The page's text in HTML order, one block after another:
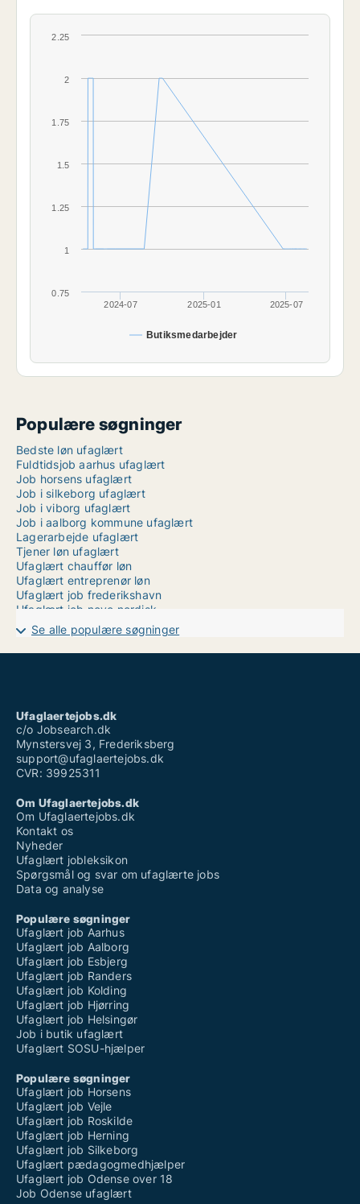
Butiksmedarbejder
2024-07 2025-01 2025-07
1
2
0.75
1.25
1.5
1.75
2.25
Populære søgninger
Bedste løn ufaglært
Fuldtidsjob aarhus ufaglært
Job horsens ufaglært
Job i silkeborg ufaglært
Job i viborg ufaglært
Job i aalborg kommune ufaglært
Lagerarbejde ufaglært
Tjener løn ufaglært
Ufaglært chauffør løn
Ufaglært entreprenør løn
Ufaglært job frederikshavn
Ufaglært job novo nordisk
Ufaglært job nyborg
Ufaglært job ouh
Ufaglært job sjælland
Ufaglærte
Vikarbureau esbjerg ufaglært
Se alle populære søgninger
Ufaglaertejobs.dk
c/o Jobsearch.dk
Mynstersvej 3, Frederiksberg
support@ufaglaertejobs.dk
CVR: 39925311
Om Ufaglaertejobs.dk
Om Ufaglaertejobs.dk
Kontakt os
Nyheder
Ufaglært jobleksikon
Spørgsmål og svar om ufaglærte jobs
Data og analyse
Populære søgninger
Ufaglært job Aarhus
Ufaglært job Aalborg
Ufaglært job Esbjerg
Ufaglært job Randers
Ufaglært job Kolding
Ufaglært job Hjørring
Ufaglært job Helsingør
Job i butik ufaglært
Ufaglært SOSU-hjælper
Populære søgninger
Ufaglært job Horsens
Ufaglært job Vejle
Ufaglært job Roskilde
Ufaglært job Herning
Ufaglært job Silkeborg
Ufaglært pædagogmedhjælper
Ufaglært job Odense over 18
Job Odense ufaglært